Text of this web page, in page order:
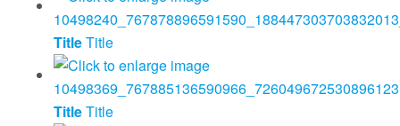
TitleTitle
TitleTitle